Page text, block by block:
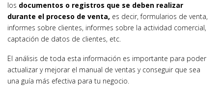
los documentos o registros que se deben realizar
durante el proceso de venta, es decir, formularios de venta,
informes sobre clientes, informes sobre la actividad comercial,
captación de datos de clientes, etc.
El análisis de toda esta información es importante para poder
actualizar y mejorar el manual de ventas y conseguir que sea
una guía más efectiva para tu negocio.